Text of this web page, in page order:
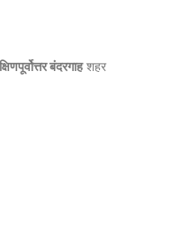
बंदरगाहशहर